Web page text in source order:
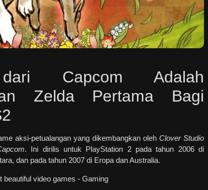
Capcom Adalah
Zelda Pertama Bagi
aksi-petualangan yang dikembangkan oleh Clover Studio
. Ini dirilis untuk PlayStation 2 pada tahun 2006 di
dan pada tahun 2007 di Eropa dan Australia.